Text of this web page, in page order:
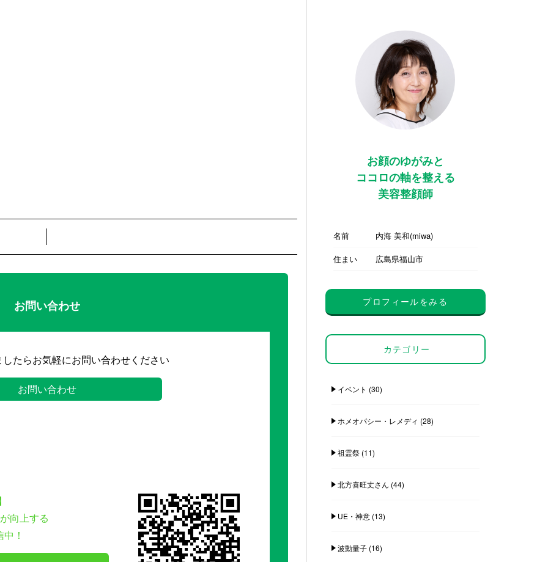
お問い合わせ
たらお気軽にお問い合わせください
お問い合わせ
向上する
！
お顔のゆがみと
ココロの軸を整える
美容整顔師
名前
内海 美和(miwa)
住まい
広島県福山市
プロフィールをみる
カテゴリー
イベント (30)
ホメオパシー・レメディ (28)
祖霊祭(11)
北方喜旺丈さん (44)
UE・神意(13)
波動量子(16)